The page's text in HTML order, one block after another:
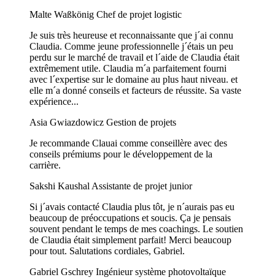
Malte Waßkönig Chef de projet logistic
Je suis très heureuse et reconnaissante que j´ai connu
Claudia. Comme jeune professionnelle j´étais un peu
perdu sur le marché de travail et l´aide de Claudia était
extrêmement utile. Claudia m´a parfaitement fourni
avec l´expertise sur le domaine au plus haut niveau. et
elle m´a donné conseils et facteurs de réussite. Sa vaste
expérience...
Asia Gwiazdowicz Gestion de projets
Je recommande Clauai comme conseillère avec des
conseils prémiums pour le développement de la
carrière.
Sakshi Kaushal Assistante de projet junior
Si j´avais contacté Claudia plus tôt, je n´aurais pas eu
beaucoup de préoccupations et soucis. Ça je pensais
souvent pendant le temps de mes coachings. Le soutien
de Claudia était simplement parfait! Merci beaucoup
pour tout. Salutations cordiales, Gabriel.
Gabriel Gschrey Ingénieur système photovoltaïque